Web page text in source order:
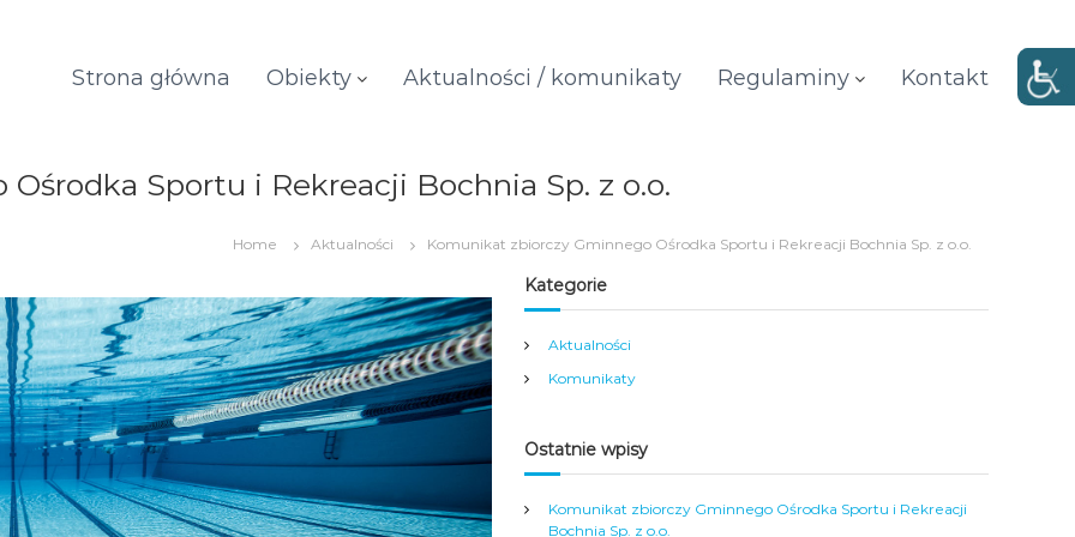
Strona główna Obiekty Aktualności / komunikaty Regulaminy Kontakt
Sportu i Rekreacji Bochnia Sp. z o.o.
Home Aktualności Komunikat zbiorczy Gminnego Ośrodka Sportu i Rekreacji Bochnia Sp. z o.o.
Kategorie
Aktualności
Komunikaty
Ostatnie wpisy
Komunikat zbiorczy Gminnego Ośrodka Sportu i Rekreacji
Bochnia Sp. z o.o.